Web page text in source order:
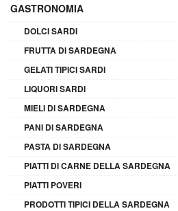
GASTRONOMIA
DOLCI SARDI
FRUTTA DI SARDEGNA
GELATI TIPICI SARDI
LIQUORI SARDI
MIELI DI SARDEGNA
PANI DI SARDEGNA
PASTA DI SARDEGNA
PIATTI DI CARNE DELLA SARDEGNA
PIATTI POVERI
PRODOTTI TIPICI DELLA SARDEGNA